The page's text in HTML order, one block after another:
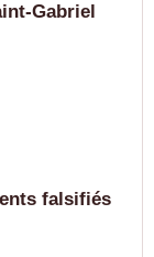
Gabriel
falsifiés